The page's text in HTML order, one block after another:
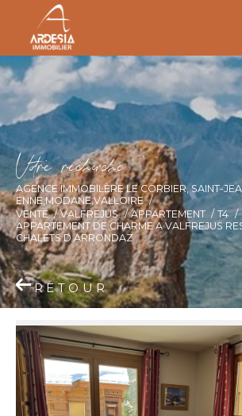
Vore recece
AGENCE IMMOBILÈRE LE CORBIER, SAINT-
ENNE,MODANE,VALLOIRE
VENTE
VALFREJUS APPARTEMENT
T4
APPARTEMENT DE CHARME A VALFREJUS
CHALETS D ARRONDAZ
RETOUR